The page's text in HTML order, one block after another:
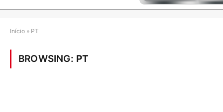
Início » PT
BROWSING: PT